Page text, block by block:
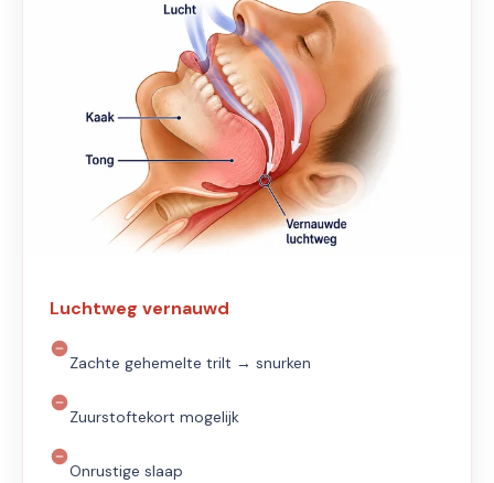
Luchtweg vernauwd
Zachte gehemelte trilt → snurken
Zuurstoftekort mogelijk
Onrustige slaap